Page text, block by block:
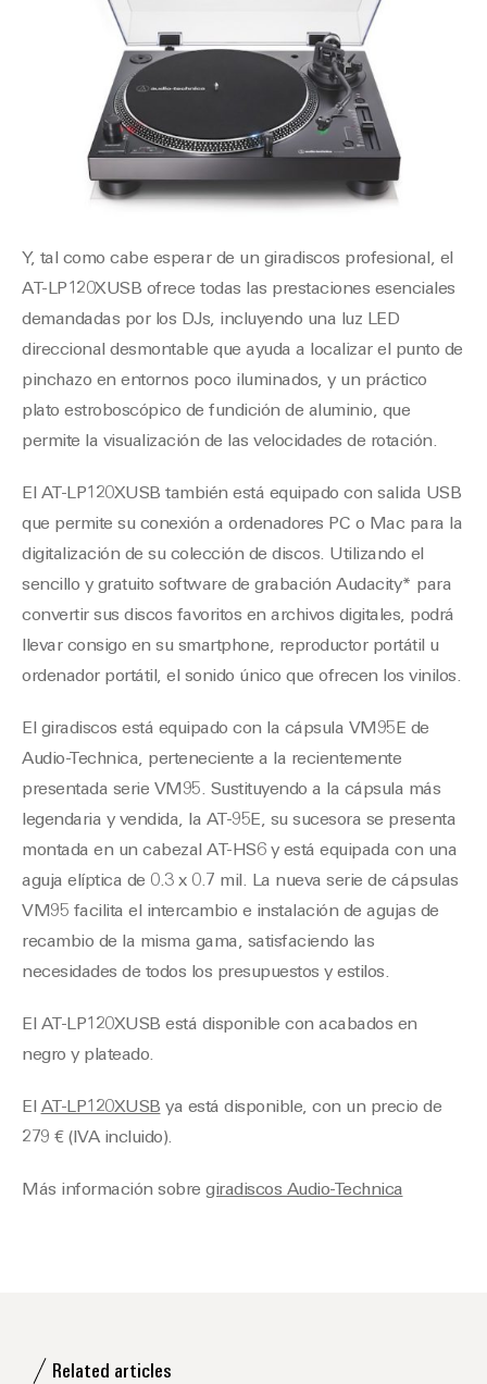
Y, tal como cabe esperar de un giradiscos profesional, el
AT-LP120XUSB ofrece todas las prestaciones esenciales
demandadas por los DJs, incluyendo una luz LED
direccional desmontable que ayuda a localizar el punto de
pinchazo en entornos poco iluminados, y un práctico
plato estroboscópico de fundición de aluminio, que
permite la visualización de las velocidades de rotación.
El AT-LP120XUSB también está equipado con salida USB
que permite su conexión a ordenadores PC o Mac para la
digitalización de su colección de discos. Utilizando el
sencillo y gratuito software de grabación Audacity* para
convertir sus discos favoritos en archivos digitales, podrá
llevar consigo en su smartphone, reproductor portátil u
ordenador portátil, el sonido único que ofrecen los vinilos.
El giradiscos está equipado con la cápsula VM95E de
Audio-Technica, perteneciente a la recientemente
presentada serie VM95. Sustituyendo a la cápsula más
legendaria y vendida, la AT-95E, su sucesora se presenta
montada en un cabezal AT-HS6 y está equipada con una
aguja elíptica de 0.3 x 0.7 mil. La nueva serie de cápsulas
VM95 facilita el intercambio e instalación de agujas de
recambio de la misma gama, satisfaciendo las
necesidades de todos los presupuestos y estilos.
El AT-LP120XUSB está disponible con acabados en
negro y plateado.
El AT-LP120XUSB ya está disponible, con un precio de
279 € (IVA incluido).
Más información sobre giradiscos Audio-Technica
Related articles